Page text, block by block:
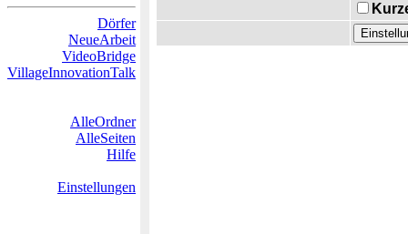
Dörfer
NeueArbeit
VideoBridge
VillageInnovationTalk
AlleOrdner
AlleSeiten
Hilfe
Einstellungen